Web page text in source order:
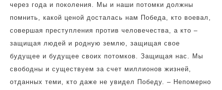
через года и поколения. Мы и наши потомки должны
помнить, какой ценой досталась нам Победа, кто воевал,
совершая преступления против человечества, а кто –
защищая людей и родную землю, защищая свое
будущее и будущее своих потомков. Защищая нас. Мы
свободны и существуем за счет миллионов жизней,
отданных теми, кто даже не увидел Победу. – Непомерно